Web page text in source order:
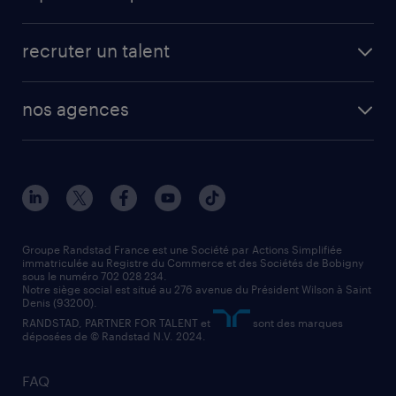
créer un compte candidat
app talent / portail web
manutentionnaire
assistant administratif
comptable
recruter un talent
solutions opérationnelles
contact entreprise
faq intérim / recrutement
nos agences
nos agences par ville
nos agences par région
nos cabinets de recrutement
FAQ
Groupe Randstad France est une Société par Actions Simplifiée
immatriculée au Registre du Commerce et des Sociétés de Bobigny
sous le numéro 702 028 234.
Notre siège social est situé au 276 avenue du Président Wilson à Saint
Denis (93200).
RANDSTAD, PARTNER FOR TALENT et
sont des marques
déposées de © Randstad N.V. 2024.